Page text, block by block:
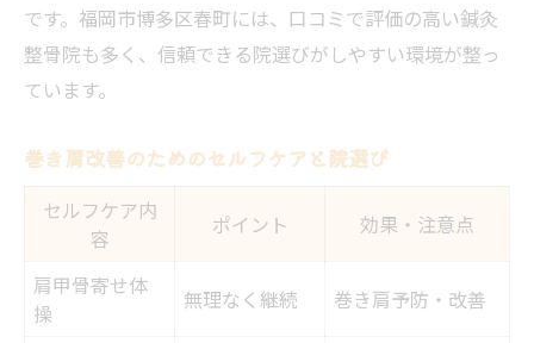
です。福岡市博多区春町には、口コミで評価の高い鍼灸
整骨院も多く、信頼できる院選びがしやすい環境が整っ
ています。
巻き肩改善のためのセルフケアと院選び
セルフケア内
容
ポイント 効果・注意点
肩甲骨寄せ体
操
無理なく継続 巻き肩予防・改善